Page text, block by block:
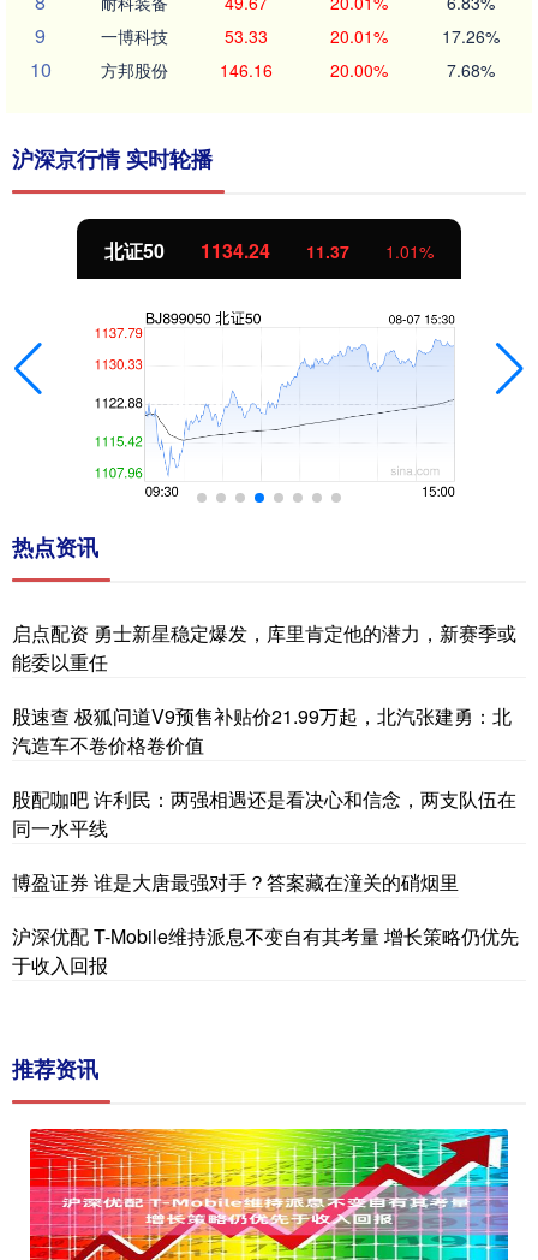
9 一博科技 53.33 20.01% 17.26%
10 方邦股份 146.16 20.00% 7.68%
沪深京行情 实时轮播
北证50 1134.24 11.37 1.01%
热点资讯
启点配资 勇士新星稳定爆发，库里肯定他的潜力，新赛季或
能委以重任
股速查 极狐问道V9预售补贴价21.99万起，北汽张建勇：北
汽造车不卷价格卷价值
股配咖吧 许利民：两强相遇还是看决心和信念，两支队伍在
同一水平线
博盈证券 谁是大唐最强对手？答案藏在潼关的硝烟里
沪深优配 T-Mobile维持派息不变自有其考量 增长策略仍优先
于收入回报
推荐资讯